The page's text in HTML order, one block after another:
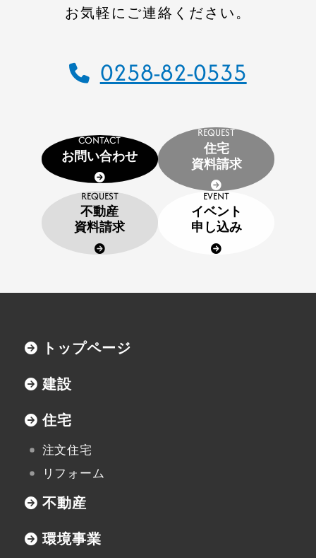
会社案内
インターンシップのご案内
お問い合わせ
住宅資料請求
不動産資料請求
用語集
新潟県小千谷市三仏生2533番地
TEL:0258-82-0535
お気軽にご連絡ください。
0258-82-0535
CONTACT
お問い合わせ
REQUEST
住宅
資料請求
REQUEST
不動産
資料請求
EVENT
イベント
申し込み
トップページ
建設
住宅
注文住宅
リフォーム
不動産
環境事業